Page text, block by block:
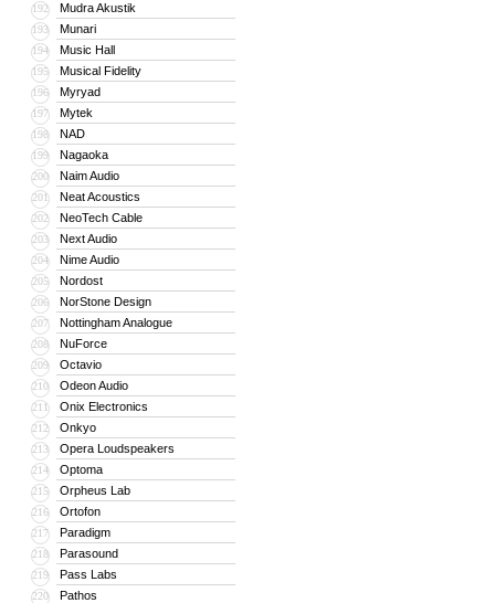
192 Mudra Akustik
193 Munari
194 Music Hall
195 Musical Fidelity
196 Myryad
197 Mytek
198 NAD
199 Nagaoka
200 Naim Audio
201 Neat Acoustics
202 NeoTech Cable
203 Next Audio
204 Nime Audio
205 Nordost
206 NorStone Design
207 Nottingham Analogue
208 NuForce
209 Octavio
210 Odeon Audio
211 Onix Electronics
212 Onkyo
213 Opera Loudspeakers
214 Optoma
215 Orpheus Lab
216 Ortofon
217 Paradigm
218 Parasound
219 Pass Labs
220 Pathos